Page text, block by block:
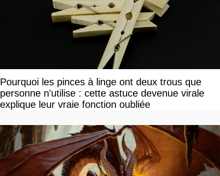
Pourquoi les pinces à linge ont deux trous que
personne n'utilise : cette astuce devenue virale
explique leur vraie fonction oubliée